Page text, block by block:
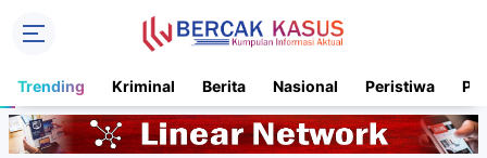
Trending Kriminal Berita Nasional Peristiwa